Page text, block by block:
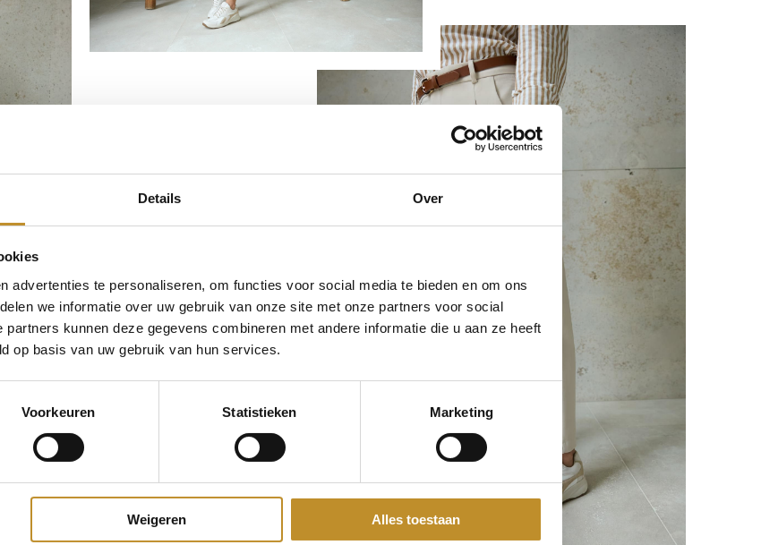
Details Over
advertenties te personaliseren, om functies voor social media te bieden en om ons
we informatie over uw gebruik van onze site met onze partners voor social
kunnen deze gegevens combineren met andere informatie die u aan ze heeft
op basis van uw gebruik van hun services.
Voorkeuren Statistieken Marketing
Weigeren Alles toestaan